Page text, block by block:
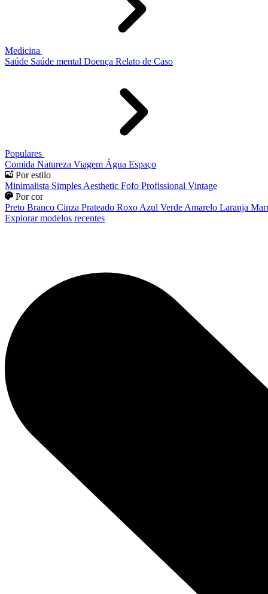
Medicina
Saúde Saúde mental Doença Relato de Caso
Populares
Comida Natureza Viagem Água Espaço
Por estilo
Minimalista Simples Aesthetic Fofo Profissional Vintage
Por cor
Preto Branco Cinza Prateado Roxo Azul Verde Amarelo Laranja
Explorar modelos recentes